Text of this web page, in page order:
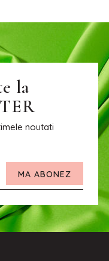
la
noutati
MA ABONEZ